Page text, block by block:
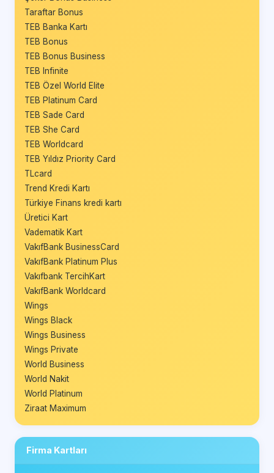
Taraftar Bonus
TEB Banka Kartı
TEB Bonus
TEB Bonus Business
TEB Infinite
TEB Özel World Elite
TEB Platinum Card
TEB Sade Card
TEB She Card
TEB Worldcard
TEB Yıldız Priority Card
TLcard
Trend Kredi Kartı
Türkiye Finans kredi kartı
Üretici Kart
Vadematik Kart
VakıfBank BusinessCard
VakıfBank Platinum Plus
Vakıfbank TercihKart
VakıfBank Worldcard
Wings
Wings Black
Wings Business
Wings Private
World Business
World Nakit
World Platinum
Ziraat Maximum
Firma Kartları